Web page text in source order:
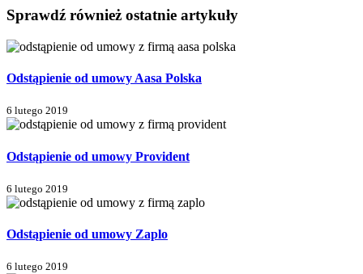
Sprawdź również ostatnie artykuły
Odstąpienie od umowy Aasa Polska
6 lutego 2019
Odstąpienie od umowy Provident
6 lutego 2019
Odstąpienie od umowy Zaplo
6 lutego 2019